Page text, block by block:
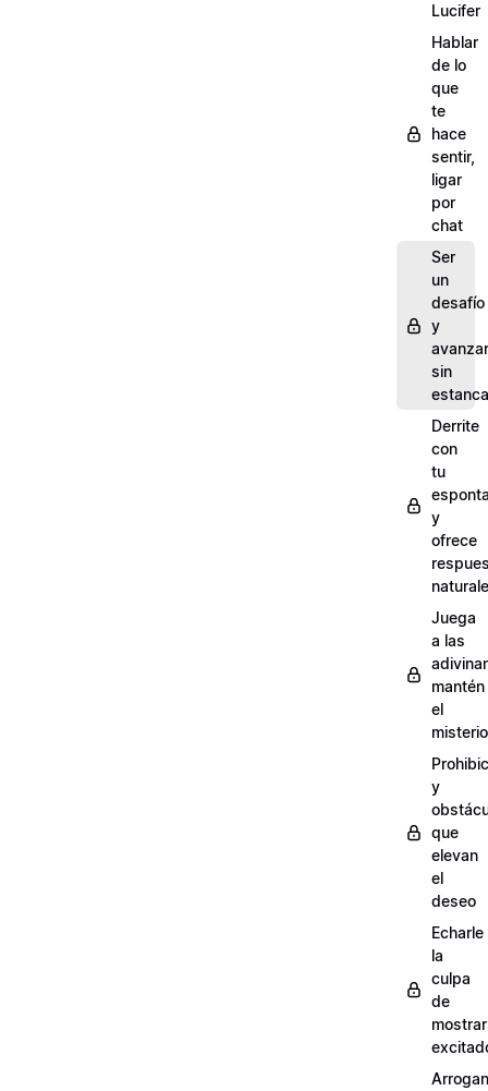
Lucifer
Hablar
de lo
que
te
hace
sentir,
ligar
por
chat
Ser
un
desafío
y
avanzar
sin
Derrite
con
tu
y
ofrece
Juega
a las
mantén
el
misterio
y
que
elevan
el
deseo
Echarle
la
culpa
de